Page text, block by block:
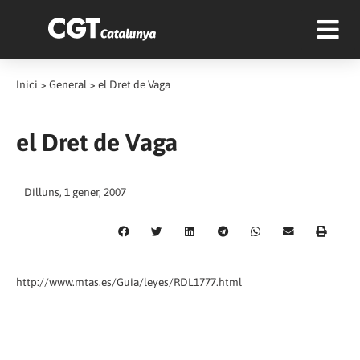
Inici > General > el Dret de Vaga
el Dret de Vaga
Dilluns, 1 gener, 2007
http://www.mtas.es/Guia/leyes/RDL1777.html